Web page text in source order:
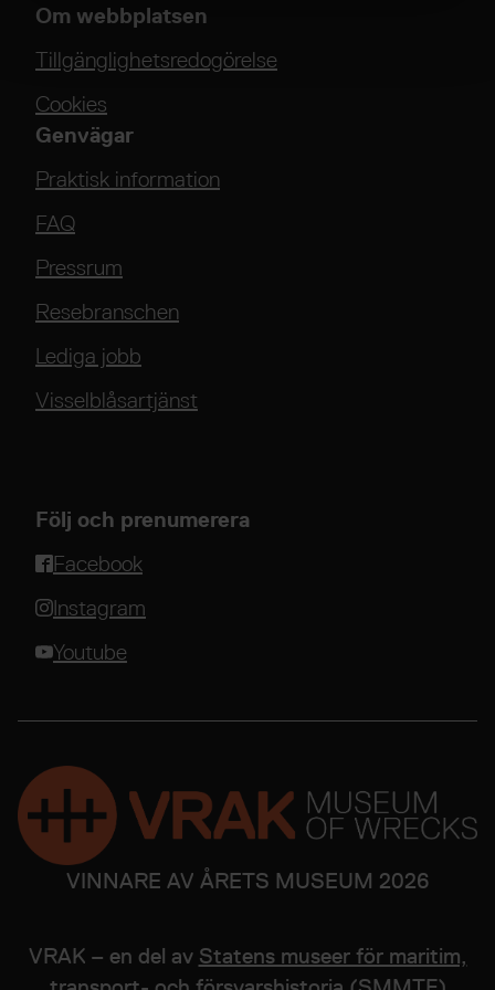
Om webbplatsen
Tillgänglighetsredogörelse
Cookies
Genvägar
Praktisk information
FAQ
Pressrum
Resebranschen
Lediga jobb
Visselblåsartjänst
Följ och prenumerera
Facebook
Instagram
Youtube
VINNARE AV ÅRETS MUSEUM 2026
VRAK – en del av Statens museer för maritim,